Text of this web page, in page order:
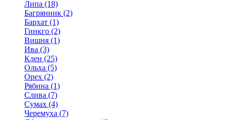
Липа (18)
Багрянник (2)
Бархат (1)
Гинкго (2)
Вишня (1)
Ива (3)
Клен (25)
Ольха (5)
Орех (2)
Рябина (1)
Слива (7)
Сумах (4)
Черемуха (7)